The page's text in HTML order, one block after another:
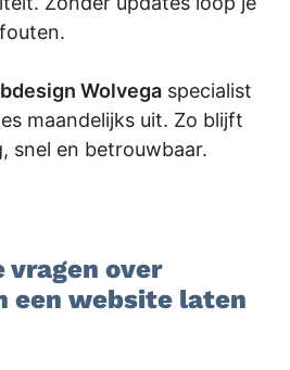
Wolvega specialist
maandelijks uit. Zo blijft
snel en betrouwbaar.
vragen over
een website laten